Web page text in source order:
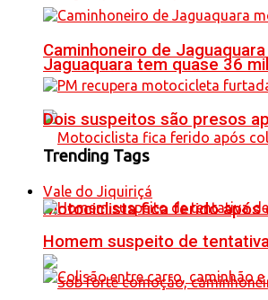
Jaguaquara tem quase 36
Motociclista fica ferido após
Caminhoneiro de
Dois suspeitos são presos
Trending Tags
Vale do Jiquiriçá
Homem suspeito de